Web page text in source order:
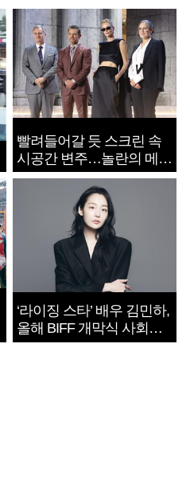
빨려들어갈 듯 스크린 속
시공간 변주…놀란의 메시
지는 ‘전쟁 속죄’
‘라이징 스타’ 배우 김민하,
올해 BIFF 개막식 사회자
확정